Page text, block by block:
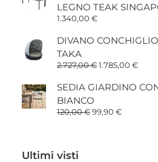
LEGNO TEAK
1.340,00 €
DIVANO
TAKA
2.727,00€Il
originale
era:
1.785,00 €Il
è:
SEDIA GIARDINO
BIANCO
120,00€Il
99,90 €Il
Ultimi visti